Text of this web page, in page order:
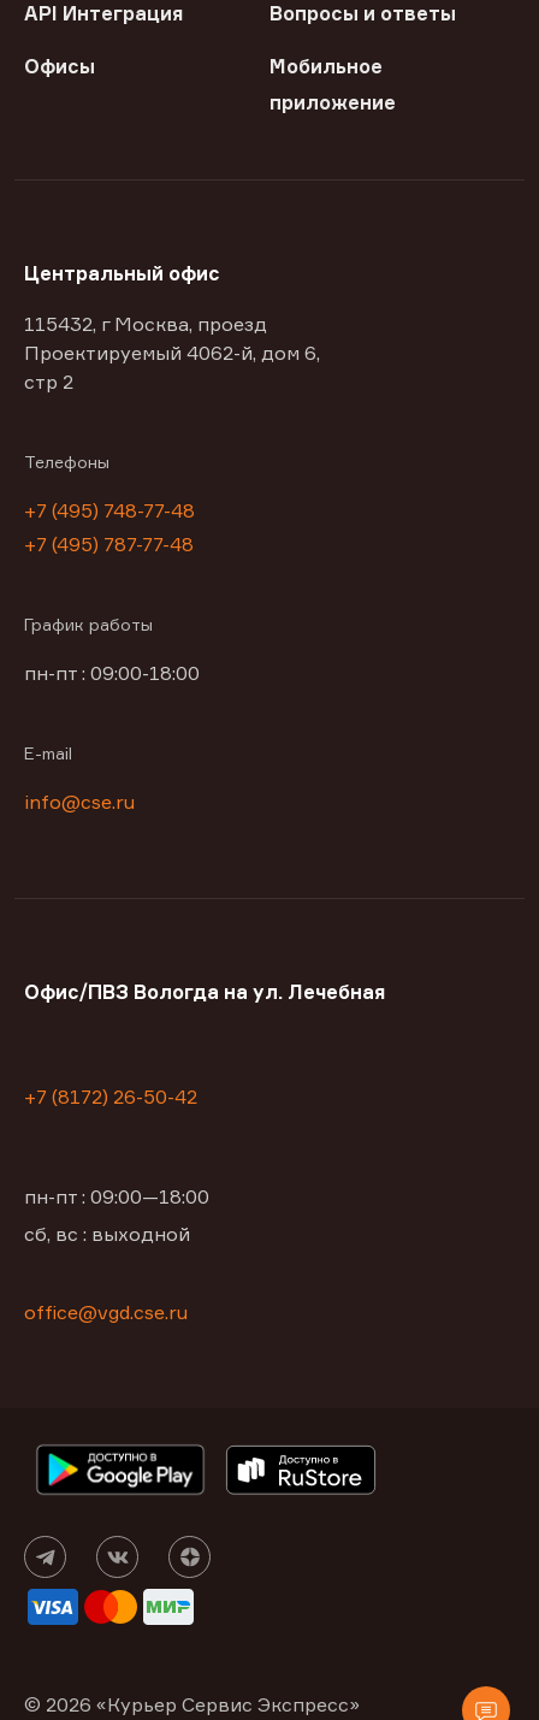
API Интеграция Вопросы и ответы
Офисы
Мобильное
приложение
Центральный офис
115432, г Москва, проезд
Проектируемый 4062-й, дом 6,
стр 2
Телефоны
+7 (495) 748-77-48
+7 (495) 787-77-48
График работы
пн-пт : 09:00-18:00
E-mail
info@cse.ru
Офис/ПВЗ Вологда на ул. Лечебная
+7 (8172) 26-50-42
пн-пт : 09:00—18:00
сб, вс : выходной
office@vgd.cse.ru
© 2026 «Курьер Сервис Экспресс»